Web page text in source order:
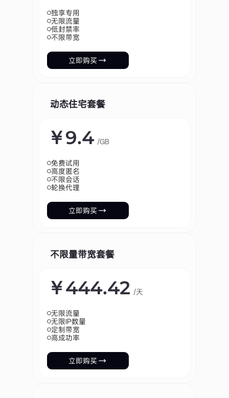
网站测试
模拟不同地区用户访问环境，帮助企业进行网站性能与功能
股市数据采集
实时监测商品价格变化，帮助企业优化定价策略并保持市场
广告验证
检测广告投放展示情况与地域效果，确保广告真实有效并提
升投放回报。
攻击风险。
独享专用
无限流量
低封禁率
不限带宽
立即购买
动态住宅套餐
￥9.4 /GB
免费试用
高度匿名
不限会话
轮换代理
立即购买
不限量带宽套餐
￥444.42 /天
无限流量
无限IP数量
定制带宽
高成功率
立即购买